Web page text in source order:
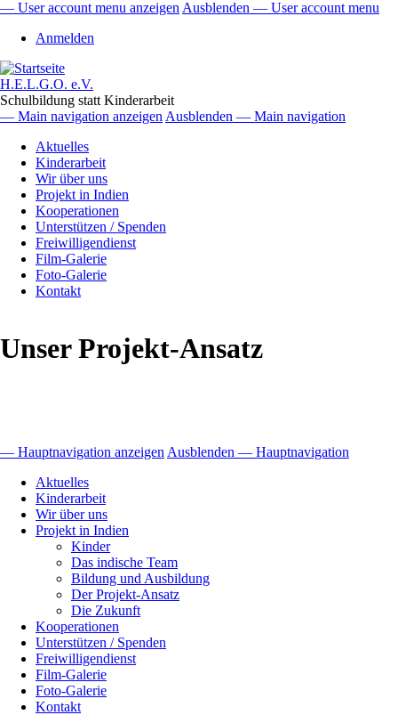
Direkt
Inhalt
User
menu
— User account menu anzeigen Ausblenden — User account menu
Anmelden
H.E.L.G.O. e.V.
Schulbildung statt Kinderarbeit
Main
navigation
— Main navigation anzeigen Ausblenden — Main navigation
Aktuelles
Kinderarbeit
Wir über uns
Projekt in Indien
Kooperationen
Unterstützen / Spenden
Freiwilligendienst
Film-Galerie
Foto-Galerie
Kontakt
Unser Projekt-Ansatz
Hauptnavigation
— Hauptnavigation anzeigen Ausblenden — Hauptnavigation
Aktuelles
Kinderarbeit
Wir über uns
Projekt in Indien
Kinder
Das indische Team
Bildung und Ausbildung
Der Projekt-Ansatz
Die Zukunft
Kooperationen
Unterstützen / Spenden
Freiwilligendienst
Film-Galerie
Foto-Galerie
Kontakt